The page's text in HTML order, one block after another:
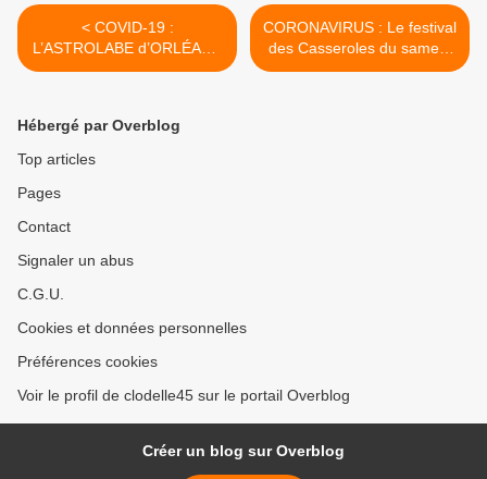
< COVID-19 :
L’ASTROLABE d’ORLÉANS
suspend son activité jusque
CORONAVIRUS : Le festival
des Casseroles du samedi
9 mai 2020 est annulé ! >
Hébergé par Overblog
Top articles
Pages
Contact
Signaler un abus
C.G.U.
Cookies et données personnelles
Préférences cookies
Voir le profil de clodelle45 sur le portail Overblog
Créer un blog sur Overblog